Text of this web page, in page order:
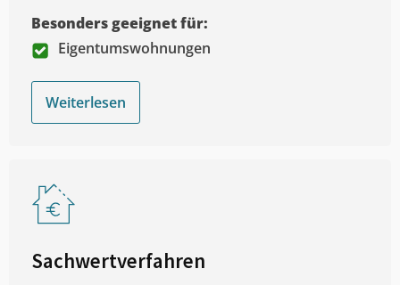
Besonders geeignet für:
Eigentumswohnungen
Weiterlesen
Sachwertverfahren